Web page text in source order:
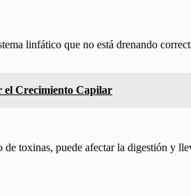
linfático que no está drenando
el Crecimiento Capilar
toxinas, puede afectar la digestión y